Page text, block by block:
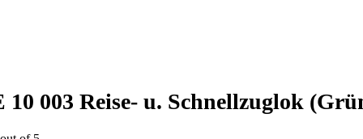
10 003 Reise- u. Schnellzuglok